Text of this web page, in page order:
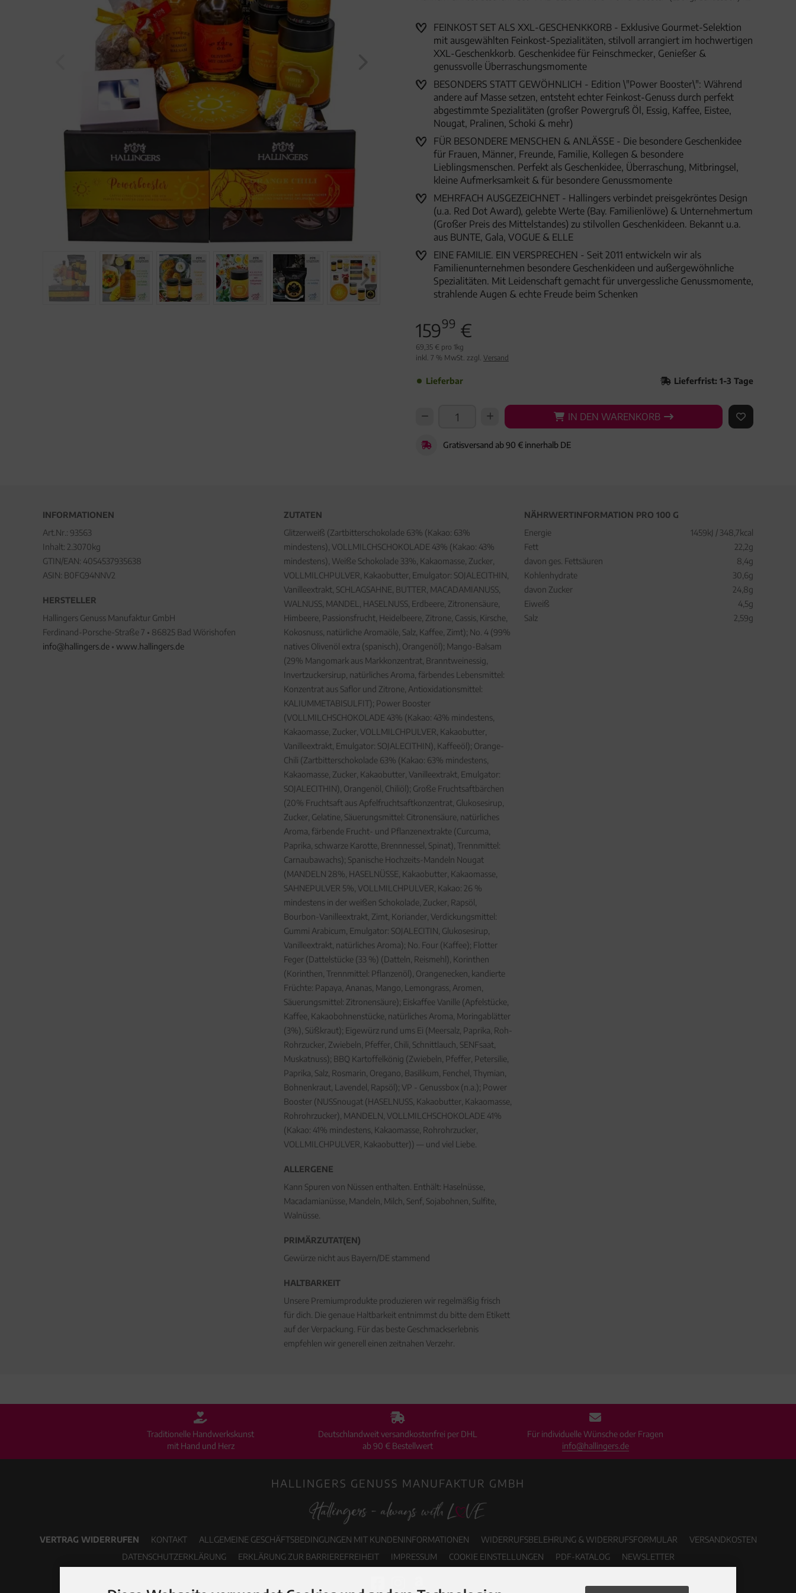
FEINKOST SET ALS XXL-GESCHENKKORB - Exklusive Gourmet-Selektion
mit ausgewählten Feinkost-Spezialitäten, stilvoll arrangiert im hochwertigen
XXL-Geschenkkorb. Geschenkidee für Feinschmecker, Genießer &
genussvolle Überraschungsmomente
BESONDERS STATT GEWÖHNLICH - Edition \"Power Booster\": Während
andere auf Masse setzen, entsteht echter Feinkost-Genuss durch perfekt
abgestimmte Spezialitäten (großer Powergruß Öl, Essig, Kaffee, Eistee,
Nougat, Pralinen, Schoki & mehr)
FÜR BESONDERE MENSCHEN & ANLÄSSE - Die besondere Geschenkidee
für Frauen, Männer, Freunde, Familie, Kollegen & besondere
Lieblingsmenschen. Perfekt als Geschenkidee, Überraschung, Mitbringsel,
kleine Aufmerksamkeit & für besondere Genussmomente
MEHRFACH AUSGEZEICHNET - Hallingers verbindet preisgekröntes Design
(u.a. Red Dot Award), gelebte Werte (Bay. Familienlöwe) & Unternehmertum
(Großer Preis des Mittelstandes) zu stilvollen Geschenkideen. Bekannt u.a.
aus BUNTE, Gala, VOGUE & ELLE
EINE FAMILIE. EIN VERSPRECHEN - Seit 2011 entwickeln wir als
Familienunternehmen besondere Geschenkideen und außergewöhnliche
Spezialitäten. Mit Leidenschaft gemacht für unvergessliche Genussmomente,
strahlende Augen & echte Freude beim Schenken
15999 €
69,35 € pro 1kg
inkl. 7 % MwSt. zzgl. Versand
Lieferbar Lieferfrist: 1-3 Tage
IN DEN WARENKORB
IN DEN WARENKORB AUF DEN
Gratisversand ab 90 € innerhalb DE
INFORMATIONEN
Art.Nr.: 93563
Inhalt: 2.3070kg
GTIN/EAN: 4054537935638
ASIN: B0FG94NNV2
HERSTELLER
Hallingers Genuss Manufaktur GmbH
Ferdinand-Porsche-Straße 7 • 86825 Bad Wörishofen
info@hallingers.de • www.hallingers.de
ZUTATEN
Glitzerweiß (Zartbitterschokolade 63% (Kakao: 63%
mindestens), VOLLMILCHSCHOKOLADE 43% (Kakao: 43%
mindestens), Weiße Schokolade 33%, Kakaomasse, Zucker,
VOLLMILCHPULVER, Kakaobutter, Emulgator: SOJALECITHIN,
Vanilleextrakt, SCHLAGSAHNE, BUTTER, MACADAMIANUSS,
WALNUSS, MANDEL, HASELNUSS, Erdbeere, Zitronensäure,
Himbeere, Passionsfrucht, Heidelbeere, Zitrone, Cassis, Kirsche,
Kokosnuss, natürliche Aromaöle, Salz, Kaffee, Zimt); No. 4 (99%
natives Olivenöl extra (spanisch), Orangenöl); Mango-Balsam
(29% Mangomark aus Markkonzentrat, Branntweinessig,
Invertzuckersirup, natürliches Aroma, färbendes Lebensmittel:
Konzentrat aus Saflor und Zitrone, Antioxidationsmittel:
KALIUMMETABISULFIT); Power Booster
(VOLLMILCHSCHOKOLADE 43% (Kakao: 43% mindestens,
Kakaomasse, Zucker, VOLLMILCHPULVER, Kakaobutter,
Vanilleextrakt, Emulgator: SOJALECITHIN), Kaffeeöl); Orange-
Chili (Zartbitterschokolade 63% (Kakao: 63% mindestens,
Kakaomasse, Zucker, Kakaobutter, Vanilleextrakt, Emulgator:
SOJALECITHIN), Orangenöl, Chiliöl); Große Fruchtsaftbärchen
(20% Fruchtsaft aus Apfelfruchtsaftkonzentrat, Glukosesirup,
Zucker, Gelatine, Säuerungsmittel: Citronensäure, natürliches
Aroma, färbende Frucht- und Pflanzenextrakte (Curcuma,
Paprika, schwarze Karotte, Brennnessel, Spinat), Trennmittel:
Carnaubawachs); Spanische Hochzeits-Mandeln Nougat
(MANDELN 28%, HASELNÜSSE, Kakaobutter, Kakaomasse,
SAHNEPULVER 5%, VOLLMILCHPULVER, Kakao: 26 %
mindestens in der weißen Schokolade, Zucker, Rapsöl,
Bourbon-Vanilleextrakt, Zimt, Koriander, Verdickungsmittel:
Gummi Arabicum, Emulgator: SOJALECITIN, Glukosesirup,
Vanilleextrakt, natürliches Aroma); No. Four (Kaffee); Flotter
Feger (Dattelstücke (33 %) (Datteln, Reismehl), Korinthen
(Korinthen, Trennmittel: Pflanzenöl), Orangenecken, kandierte
Früchte: Papaya, Ananas, Mango, Lemongrass, Aromen,
Säuerungsmittel: Zitronensäure); Eiskaffee Vanille (Apfelstücke,
Kaffee, Kakaobohnenstücke, natürliches Aroma, Moringablätter
(3%), Süßkraut); Eigewürz rund ums Ei (Meersalz, Paprika, Roh-
Rohrzucker, Zwiebeln, Pfeffer, Chili, Schnittlauch, SENFsaat,
Muskatnuss); BBQ Kartoffelkönig (Zwiebeln, Pfeffer, Petersilie,
Paprika, Salz, Rosmarin, Oregano, Basilikum, Fenchel, Thymian,
Bohnenkraut, Lavendel, Rapsöl); VP - Genussbox (n.a.); Power
Booster (NUSSnougat (HASELNUSS, Kakaobutter, Kakaomasse,
Rohrohrzucker), MANDELN, VOLLMILCHSCHOKOLADE 41%
(Kakao: 41% mindestens, Kakaomasse, Rohrohrzucker,
VOLLMILCHPULVER, Kakaobutter)) — und viel Liebe.
ALLERGENE
Kann Spuren von Nüssen enthalten. Enthält: Haselnüsse,
Macadamianüsse, Mandeln, Milch, Senf, Sojabohnen, Sulfite,
Walnüsse.
PRIMÄRZUTAT(EN)
Gewürze nicht aus Bayern/DE stammend
HALTBARKEIT
Unsere Premiumprodukte produzieren wir regelmäßig frisch
für dich. Die genaue Haltbarkeit entnimmst du bitte dem Etikett
auf der Verpackung. Für das beste Geschmackserlebnis
empfehlen wir generell einen zeitnahen Verzehr.
NÄHRWERTINFORMATION PRO 100 G
Energie
1459kJ / 348,7kcal
Fett
22,2g
davon ges. Fettsäuren
8,4g
Kohlenhydrate
30,6g
davon Zucker
24,8g
Eiweiß
4,5g
Salz
2,59g
Traditionelle Handwerkskunst
mit Hand und Herz
Deutschlandweit versandkostenfrei per DHL
ab 90 € Bestellwert
Für individuelle Wünsche oder Fragen
info@hallingers.de
HALLINGERS GENUSS MANUFAKTUR GMBH
VERTRAG WIDERRUFEN KONTAKT ALLGEMEINE GESCHÄFTSBEDINGUNGEN MIT KUNDENINFORMATIONEN WIDERRUFSBELEHRUNG & WIDERRUFSFORMULAR
VERSANDKOSTEN
DATENSCHUTZERKLÄRUNG
ERKLÄRUNG ZUR BARRIEREFREIHEIT IMPRESSUM COOKIE EINSTELLUNGEN PDF-KATALOG NEWSLETTER